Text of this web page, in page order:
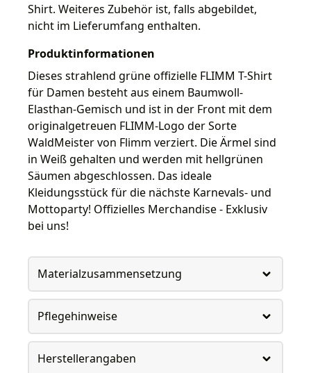
Shirt. Weiteres Zubehör ist, falls abgebildet,
nicht im Lieferumfang enthalten.
Produktinformationen
Dieses strahlend grüne offizielle FLIMM T-Shirt
für Damen besteht aus einem Baumwoll-
Elasthan-Gemisch und ist in der Front mit dem
originalgetreuen FLIMM-Logo der Sorte
WaldMeister von Flimm verziert. Die Ärmel sind
in Weiß gehalten und werden mit hellgrünen
Säumen abgeschlossen. Das ideale
Kleidungsstück für die nächste Karnevals- und
Mottoparty! Offizielles Merchandise - Exklusiv
bei uns!
Materialzusammensetzung
Pflegehinweise
Herstellerangaben